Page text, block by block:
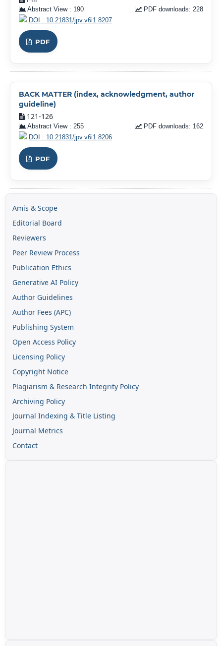
Abstract View : 190
PDF downloads: 228
DOI : 10.21831/jpv.v6i1.8207
PDF
BACK MATTER (index, acknowledgment, author
guideline)
121-126
Abstract View : 255
PDF downloads: 162
DOI : 10.21831/jpv.v6i1.8206
PDF
Amis & Scope
Editorial Board
Reviewers
Peer Review Process
Publication Ethics
Generative AI Policy
Author Guidelines
Author Fees (APC)
Publishing System
Open Access Policy
Licensing Policy
Copyright Notice
Plagiarism & Research Integrity Policy
Archiving Policy
Journal Indexing & Title Listing
Journal Metrics
Contact